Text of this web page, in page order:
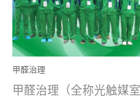
甲醛治理
甲醛治理（全称光触媒室